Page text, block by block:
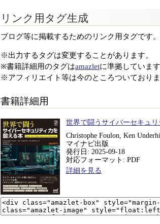
リンク用タグ生成
ブログ等に掲載するためのリンク用タグです
※出力するタグは変更することがあります。
※書籍詳細用のタグはamazletに準拠しています
※アフィリエイト等は今のところついており
書籍詳細用
世界で闘うサイバーセキュリ
Christophe Foulon, Ken
マイナビ出版
発行日: 2025-09-18
対応フォーマット: PDF
詳細を見る